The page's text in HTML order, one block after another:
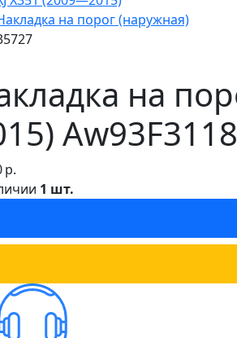
на порог (наружная)
на
р.
1 шт.